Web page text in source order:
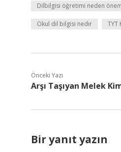
Dilbilgisi öğretimi neden
Okul dil bilgisi nedir TYT
Önceki Yazı
Arşı Taşıyan Melek
Bir yanıt yazın